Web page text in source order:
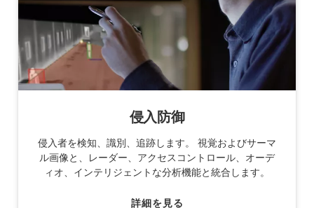
侵入防御
侵入者を検知、識別、追跡します。 視覚およびサーマ
ル画像と、レーダー、アクセスコントロール、オーデ
ィオ、インテリジェントな分析機能と統合します。
詳細を見る